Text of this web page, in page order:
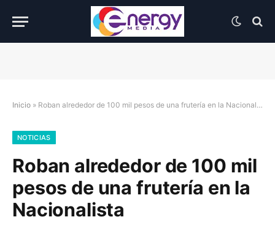
Inicio » Roban alrededor de 100 mil pesos de una frutería en la Nacionalista
NOTICIAS
Roban alrededor de 100 mil
pesos de una frutería en la
Nacionalista